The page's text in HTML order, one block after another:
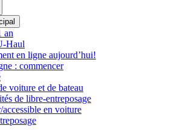
an
Haul
en ligne aujourd’hui!
: commencer
voiture et de bateau
de libre-entreposage
en voiture